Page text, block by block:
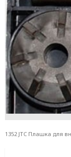
1352 JTC Плашка для